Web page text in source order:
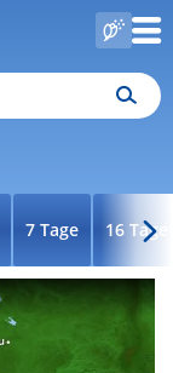
7 Tage 16 Tage